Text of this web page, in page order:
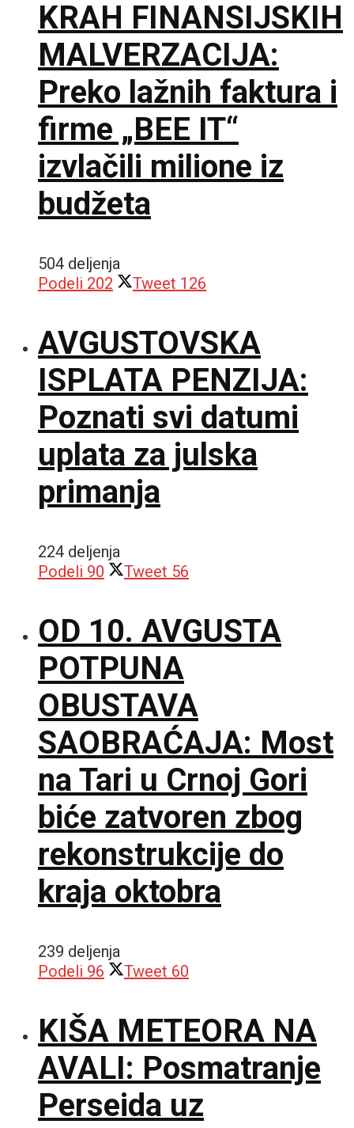
KRAH FINANSIJSKIH
MALVERZACIJA:
Preko lažnih faktura i
firme „BEE IT“
izvlačili milione iz
budžeta
504 deljenja
Podeli 202 Tweet 126
AVGUSTOVSKA
ISPLATA PENZIJA:
Poznati svi datumi
uplata za julska
primanja
224 deljenja
Podeli 90 Tweet 56
OD 10. AVGUSTA
POTPUNA
OBUSTAVA
SAOBRAĆAJA: Most
na Tari u Crnoj Gori
biće zatvoren zbog
rekonstrukcije do
kraja oktobra
239 deljenja
Podeli 96 Tweet 60
KIŠA METEORA NA
AVALI: Posmatranje
Perseida uz